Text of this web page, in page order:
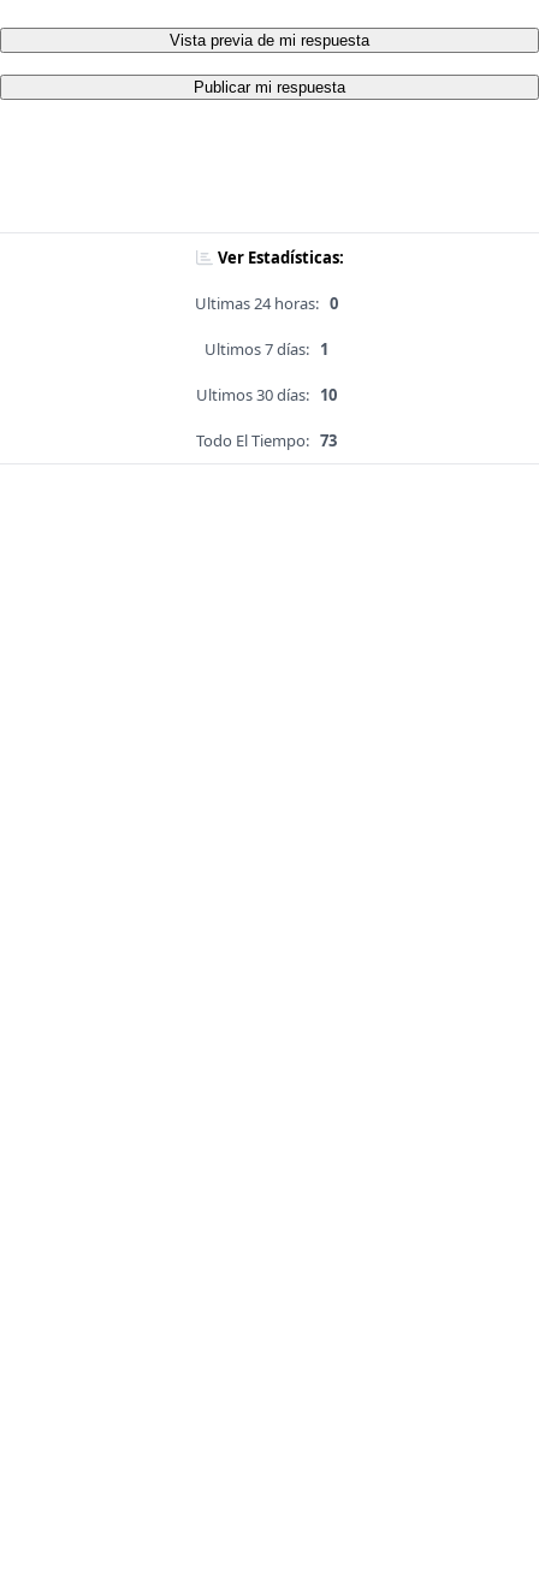
Vista previa de mi respuesta
Publicar mi respuesta
Ver Estadísticas:
Ultimas 24 horas: 0
Ultimos 7 días: 1
Ultimos 30 días: 10
Todo El Tiempo: 73